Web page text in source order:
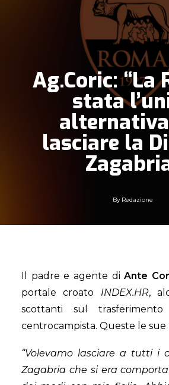
Ag.Coric: “La
stata
lasciare la
By Redazione
Il padre e agente diAnte
portale croato INDEX.HR,
scottanti sul
centrocampista. Queste le sue
“Volevamo lasciare a tutti i
Zagabria che si era